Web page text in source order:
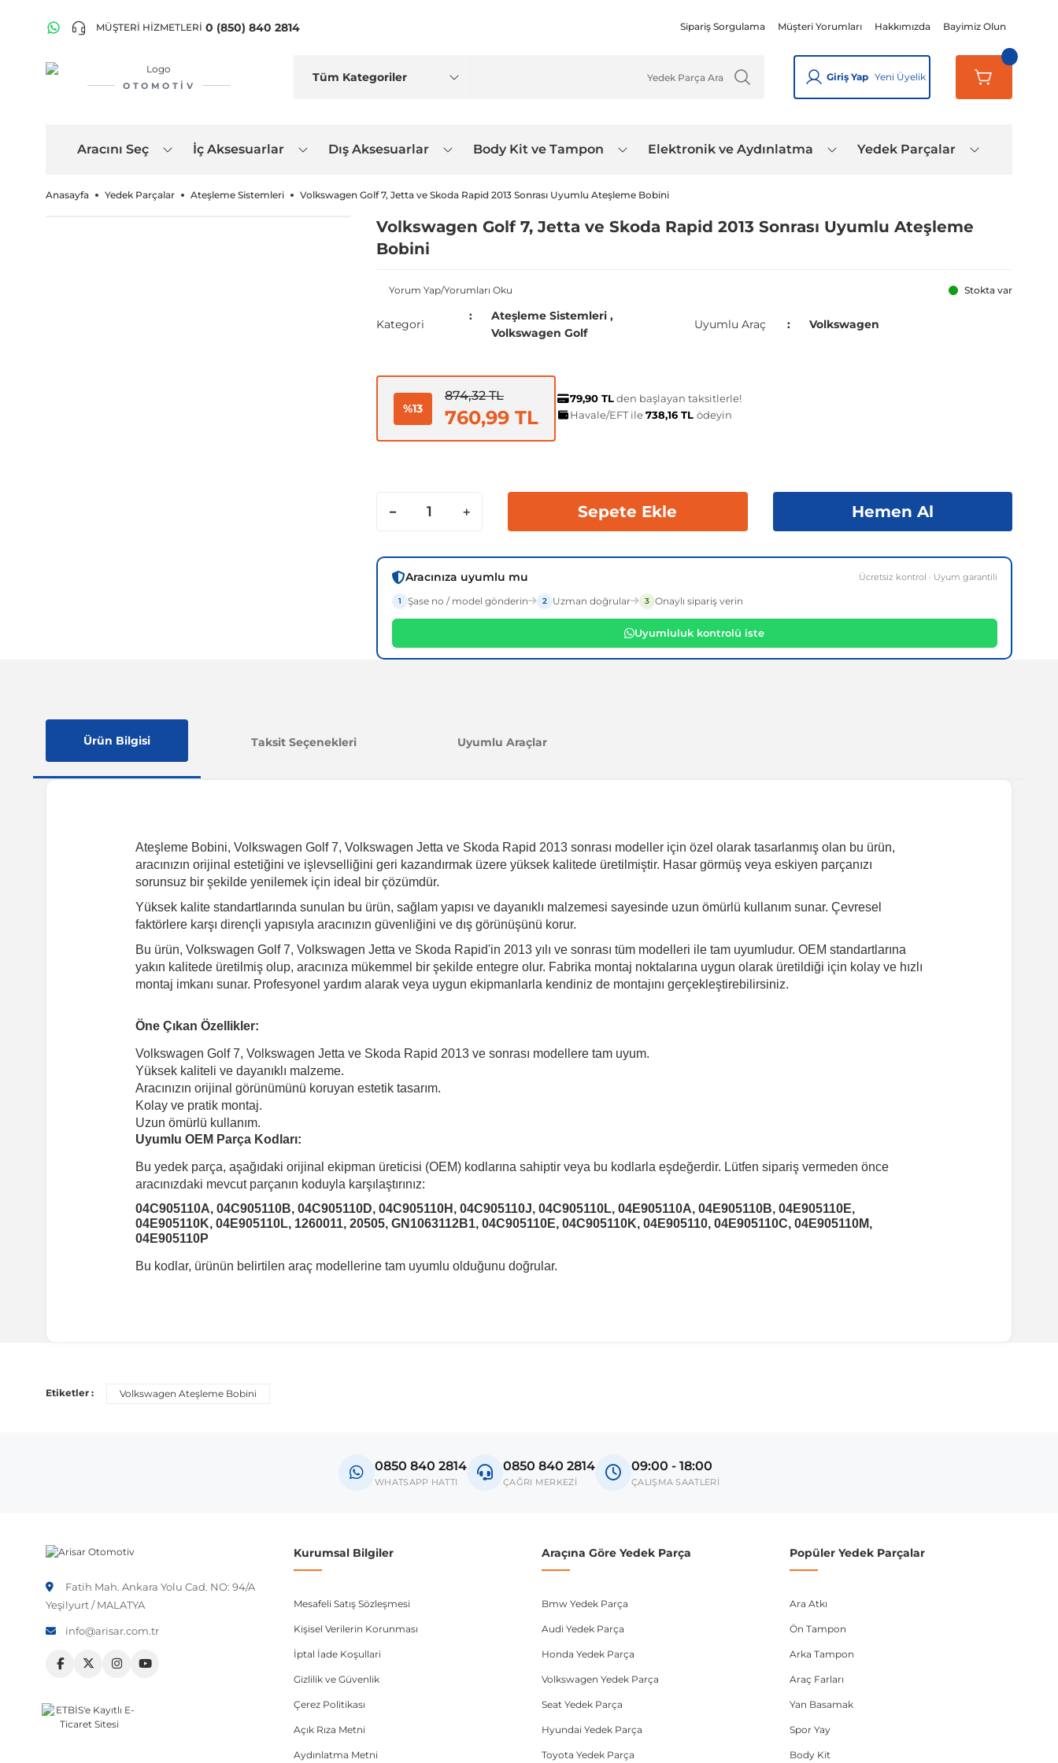
MÜŞTERİ HİZMETLERİ 0 (850) 840 2814 Sipariş Sorgulama Müşteri Yorumları Hakkımızda Bayimiz Olun
OTOMOTIV
Giriş Yap Yeni Üyelik
Aracını Seç İç Aksesuarlar Dış Aksesuarlar Body Kit ve Tampon Elektronik ve Aydınlatma Yedek Parçalar
Anasayfa Yedek Parçalar Ateşleme Sistemleri Volkswagen Golf 7, Jetta ve Skoda Rapid 2013 Sonrası Uyumlu Ateşleme Bobini
Volkswagen Golf 7, Jetta ve Skoda Rapid 2013 Sonrası Uyumlu Ateşleme
Bobini
Yorum Yap/Yorumları Oku Stokta var
Kategori
Ateşleme Sistemleri ,
Volkswagen Golf
Uyumlu Araç Volkswagen
%13
874,32 TL
760,99 TL
79,90 TLden başlayan taksitlerle!
Havale/EFT ile738,16 TL ödeyin
Sepete Ekle Hemen Al
Aracınıza uyumlu mu Ücretsiz kontrol · Uyum garantili
1 Şase no / model gönderin 2 Uzman doğrular 3 Onaylı sipariş verin
Uyumluluk kontrolü iste
Ürün Bilgisi Taksit Seçenekleri Uyumlu Araçlar
Ateşleme Bobini, Volkswagen Golf 7, Volkswagen Jetta ve Skoda Rapid 2013 sonrası modeller için özel olarak tasarlanmış olan bu ürün,
aracınızın orijinal estetiğini ve işlevselliğini geri kazandırmak üzere yüksek kalitede üretilmiştir. Hasar görmüş veya eskiyen parçanızı
sorunsuz bir şekilde yenilemek için ideal bir çözümdür.
Yüksek kalite standartlarında sunulan bu ürün, sağlam yapısı ve dayanıklı malzemesi sayesinde uzun ömürlü kullanım sunar. Çevresel
faktörlere karşı dirençli yapısıyla aracınızın güvenliğini ve dış görünüşünü korur.
Bu ürün, Volkswagen Golf 7, Volkswagen Jetta ve Skoda Rapid'in 2013 yılı ve sonrası tüm modelleri ile tam uyumludur. OEM standartlarına
yakın kalitede üretilmiş olup, aracınıza mükemmel bir şekilde entegre olur. Fabrika montaj noktalarına uygun olarak üretildiği için kolay ve hızlı
montaj imkanı sunar. Profesyonel yardım alarak veya uygun ekipmanlarla kendiniz de montajını gerçekleştirebilirsiniz.
Öne Çıkan Özellikler:
Volkswagen Golf 7, Volkswagen Jetta ve Skoda Rapid 2013 ve sonrası modellere tam uyum.
Yüksek kaliteli ve dayanıklı malzeme.
Aracınızın orijinal görünümünü koruyan estetik tasarım.
Kolay ve pratik montaj.
Uzun ömürlü kullanım.
Uyumlu OEM Parça Kodları:
Bu yedek parça, aşağıdaki orijinal ekipman üreticisi (OEM) kodlarına sahiptir veya bu kodlarla eşdeğerdir. Lütfen sipariş vermeden önce
aracınızdaki mevcut parçanın koduyla karşılaştırınız:
04C905110A, 04C905110B, 04C905110D, 04C905110H, 04C905110J, 04C905110L, 04E905110A, 04E905110B, 04E905110E,
04E905110K, 04E905110L, 1260011, 20505, GN1063112B1, 04C905110E, 04C905110K, 04E905110, 04E905110C, 04E905110M,
04E905110P
Bu kodlar, ürünün belirtilen araç modellerine tam uyumlu olduğunu doğrular.
Jetta VI
Etiketler : Volkswagen Ateşleme Bobini
0850 840 2814
WHATSAPP HATTI
0850 840 2814
ÇAĞRI MERKEZİ
09:00 - 18:00
ÇALIŞMA SAATLERİ
Fatih Mah. Ankara Yolu Cad. NO: 94/A
Yeşilyurt / MALATYA
info@arisar.com.tr
Kurumsal Bilgiler
Mesafeli Satış Sözleşmesi
Kişisel Verilerin Korunması
İptal İade Koşullari
Gizlilik ve Güvenlik
Çerez Politikası
Açık Rıza Metni
Aydınlatma Metni
Araçına Göre Yedek Parça
Bmw Yedek Parça
Audi Yedek Parça
Honda Yedek Parça
Volkswagen Yedek Parça
Seat Yedek Parça
Hyundai Yedek Parça
Toyota Yedek Parça
Popüler Yedek Parçalar
Ara Atkı
Ön Tampon
Arka Tampon
Araç Farları
Yan Basamak
Spor Yay
Body Kit